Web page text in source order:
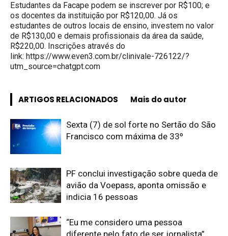
Estudantes da Facape podem se inscrever por R$100; e
os docentes da instituição por R$120,00. Já os
estudantes de outros locais de ensino, investem no valor
de R$130,00 e demais profissionais da área da saúde,
R$220,00. Inscrições através do
link: https://www.even3.com.br/clinivale-726122/?
utm_source=chatgpt.com
ARTIGOS RELACIONADOS Mais do autor
Sexta (7) de sol forte no Sertão do São
Francisco com máxima de 33º
PF conclui investigação sobre queda de
avião da Voepass, aponta omissão e
indicia 16 pessoas
“Eu me considero uma pessoa
diferente pelo fato de ser jornalista”,